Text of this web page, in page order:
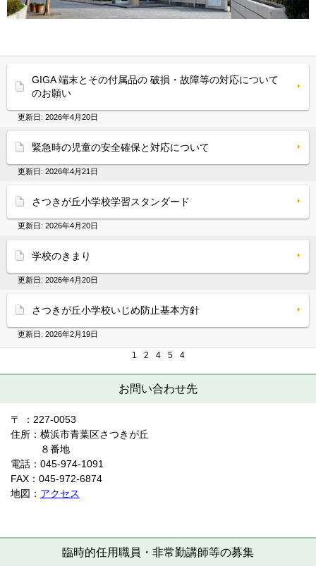
GIGA 端末とその付属品の 破損・故障等の対応について
のお願い
更新日: 2026年4月20日
緊急時の児童の安全確保と対応について
更新日: 2026年4月21日
さつきが丘小学校学習スタンダード
更新日: 2026年4月20日
学校のきまり
更新日: 2026年4月20日
さつきが丘小学校いじめ防止基本方針
更新日: 2026年2月19日
1 2 4 5 4
お問い合わせ先
〒 ：227-0053
住所：横浜市青葉区さつきが丘
８番地
電話：045-974-1091
FAX：045-972-6874
地図： アクセス
臨時的任用職員・ 非常勤講師等の募集